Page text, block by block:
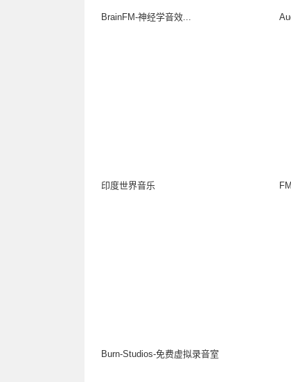
BrainFM-神经学音效...
印度世界音乐
Burn-Studios-免费虚拟录音室